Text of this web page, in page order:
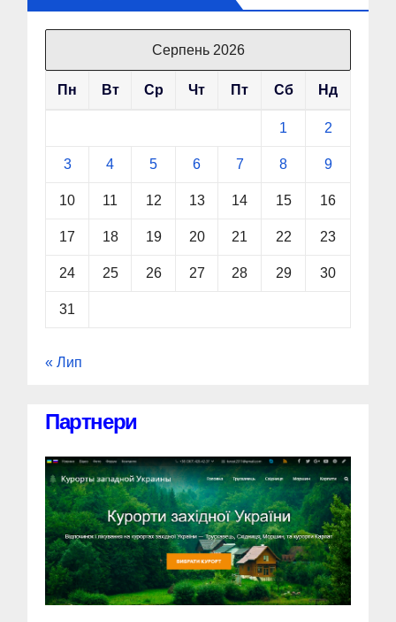
Серпень 2026
Пн Вт Ср Чт Пт Сб Нд
1 2
3 4 5 6 7 8 9
10 11 12 13 14 15 16
17 18 19 20 21 22 23
24 25 26 27 28 29 30
31
« Лип
Партнери